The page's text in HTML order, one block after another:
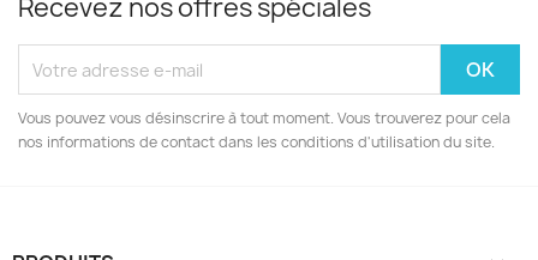
Recevez nos offres spéciales
Vous pouvez vous désinscrire à tout moment. Vous trouverez pour cela
nos informations de contact dans les conditions d'utilisation du site.